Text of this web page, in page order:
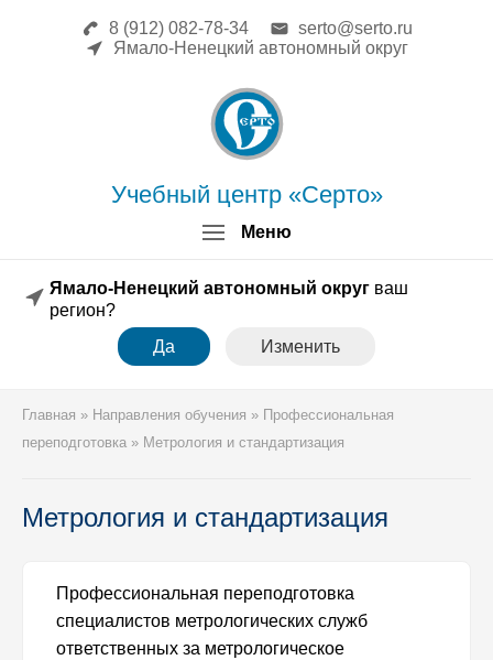
Меню
Учебный центр «Серто»
8 (912) 082-78-34
serto@serto.ru
Ямало-Ненецкий автономный округ
Ямало-Ненецкий автономный округваш
регион?
Да
Изменить
Главная » Направления обучения » Профессиональная
переподготовка » Метрология и стандартизация
Метрология и стандартизация
Профессиональная переподготовка
специалистов метрологических служб
ответственных за метрологическое
Главная
Повышение квалификации
Профессиональная переподготовка
Форма заявки
Образец диплома
Аттестация поверителей
Системы менеджмента
Реквизиты